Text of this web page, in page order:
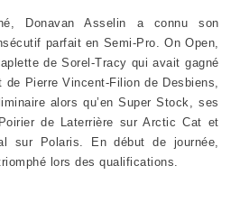
Donavan Asselin a connu son
parfait en Semi-Pro. On Open,
de Sorel-Tracy qui avait gagné
de Pierre Vincent-Filion de Desbiens,
alors qu’en Super Stock, ses
de Laterrière sur Arctic Cat et
sur Polaris. En début de journée,
lors des qualifications.